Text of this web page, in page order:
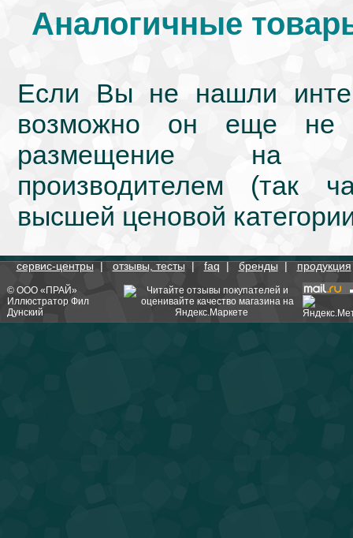
Аналогичные
Если Вы не нашли
возможно он еще не
размещение на
производителем (так
высшей ценовой
сервис-центры|отзывы, тесты|faq|бренды|продукция
© ООО «ПРАЙ»
Иллюстратор Фил
Дунский